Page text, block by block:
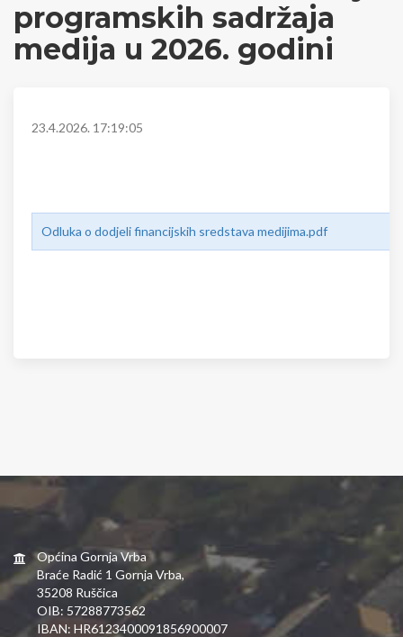
programskih sadržaja
medija u 2026. godini
23.4.2026. 17:19:05
Odluka o dodjeli financijskih sredstava medijima.pdf
Općina Gornja Vrba
Braće Radić 1 Gornja Vrba,
35208 Ruščica
OIB: 57288773562
IBAN: HR6123400091856900007